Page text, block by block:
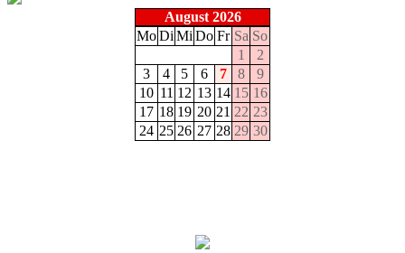
August 2026
MoDi Mi Do Fr Sa So
1
2
3
4 5 6 7 8
9
10 11 12 13 14 15 16
17 18 19 20 21 22 23
24 25 26 27 28 29 30